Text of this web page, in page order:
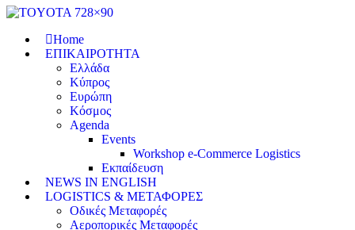
Home
ΕΠΙΚΑΙΡΟΤΗΤΑ
Ελλάδα
Κύπρος
Ευρώπη
Κόσμος
Agenda
Events
Workshop e-Commerce Logistics
Εκπαίδευση
NEWS IN ENGLISH
LOGISTICS & ΜΕΤΑΦΟΡΕΣ
Οδικές Μεταφορές
Αεροπορικές Μεταφορές